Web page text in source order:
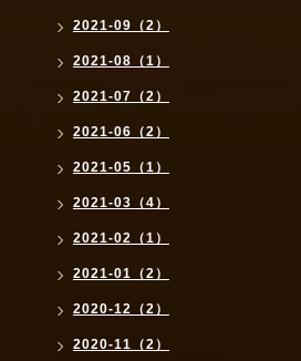
2021-09（2）
2021-08（1）
2021-07（2）
2021-06（2）
2021-05（1）
2021-03（4）
2021-02（1）
2021-01（2）
2020-12（2）
2020-11（2）